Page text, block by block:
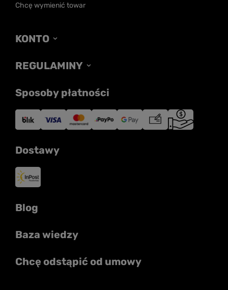
Chcę wymienić towar
KONTO
REGULAMINY
Sposoby płatności
Dostawy
Blog
Baza wiedzy
Chcę odstąpić od umowy